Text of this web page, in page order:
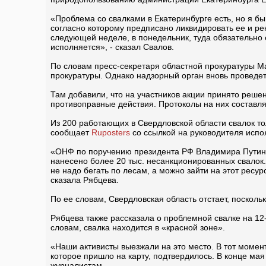
«Проблема со свалками в Екатеринбурге есть, но я
согласно которому предписано ликвидировать ее и
следующей неделе, в понедельник, туда
исполняется», - сказал Свалов.
По словам пресс-секретаря областной прокуратуры
прокуратуры. Однако надзорный орган вновь
Там добавили, что на участников акции принято
противоправные действия. Протоколы на них
Из 200 работающих в Свердловской области свалок
сообщает Ruposters со ссылкой на руководителя
«ОНФ по поручению президента РФ Владимира
нанесено более 20 тыс. несанкционированных
не надо бегать по лесам, а можно зайти на этот
сказала Рябцева.
По ее словам, Свердловская область отстает,
Рябцева также рассказала о проблемной свалке на
словам, свалка находится в «красной зоне».
«Наши активисты выезжали на это место. В тот
которое пришло на карту, подтвердилось. В конце